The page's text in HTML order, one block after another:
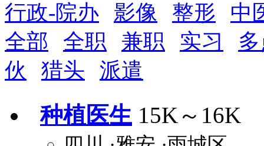
法定节假日三薪 工龄奖 带薪年假 年终
晋升与政策
8小时工作制 周末双休
关怀与福利
行政-院办
影像 整形
中
全部
全职 兼职 实习
伙
猎头 派遣
种植医生 15K～16K